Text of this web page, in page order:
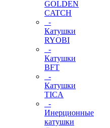
GOLDEN
CATCH
-
Катушки
RYOBI
-
Катушки
BFT
-
Катушки
TICA
-
Инерционные
катушки